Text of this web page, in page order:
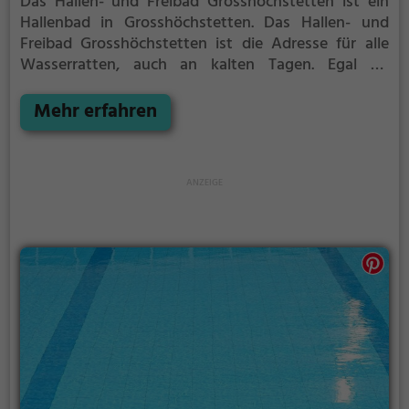
Hallenbad in Grosshöchstetten. Das Hallen- und
Freibad Grosshöchstetten ist die Adresse für alle
Wasserratten, auch an kalten Tagen. Egal ob
einfach mit Freunden - im Hallen- und Freibad
Grosshöchstetten kommt jeder auf seine Kosten.
Mehr erfahren